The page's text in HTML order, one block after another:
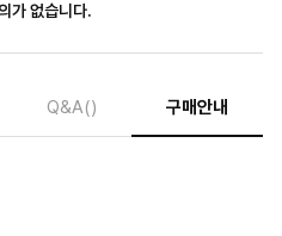
가 없습니다.
Q&A() 구매안내